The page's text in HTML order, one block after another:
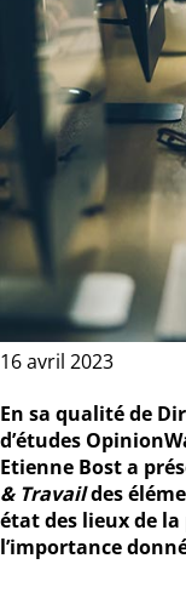
16 avril 2023
En sa qualité de
d’études
Etienne Bost a
& Travaildes
état des lieux de
l’importance